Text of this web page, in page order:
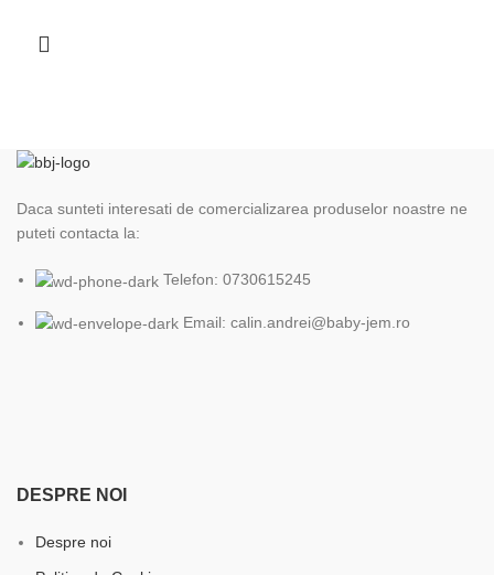
Daca sunteti interesati de comercializarea produselor noastre ne
puteti contacta la:
Telefon: 0730615245
Email: calin.andrei@baby-jem.ro
DESPRE NOI
Despre noi